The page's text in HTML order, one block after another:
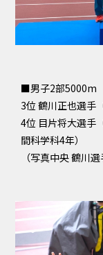
■男子2部5000m
3位 鶴川正也選手
4位 目片将大選手
間科学科4年）
（写真中央 鶴川